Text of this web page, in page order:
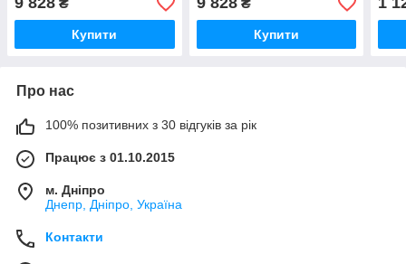
₴
Купити
₴
Купити
Про нас
100% позитивних з 30 відгуків за рік
Працює з 01.10.2015
м. Дніпро
Днепр, Дніпро, Україна
Контакти